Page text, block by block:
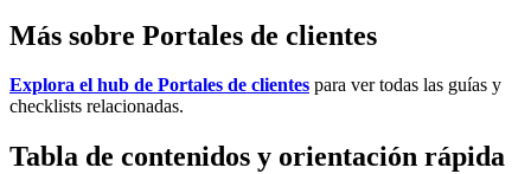
Más sobre Portales de clientes
Explora el hub de Portales de clientes para ver todas las guías y
checklists relacionadas.
Tabla de contenidos y orientación rápida